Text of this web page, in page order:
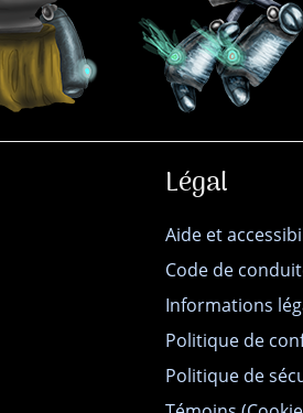
Légal
Aide et
Code de
Informations
Politique de
Politique de